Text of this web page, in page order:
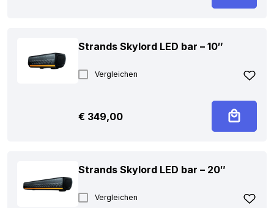
Strands Skylord LED bar – 10″
Vergleichen
€ 349,00
Strands Skylord LED bar – 20″
Vergleichen